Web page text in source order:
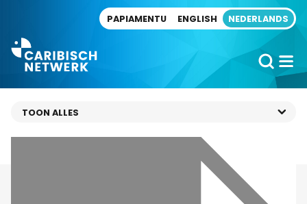
PAPIAMENTU ENGLISH NEDERLANDS